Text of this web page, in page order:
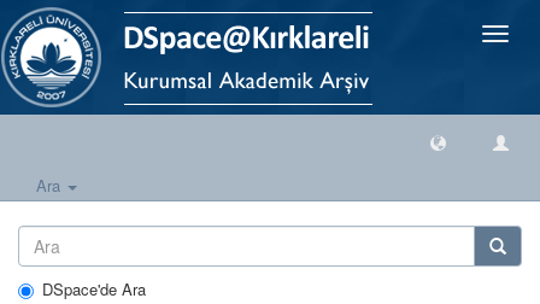
Geçiş
Ara
DSpace'de Ara